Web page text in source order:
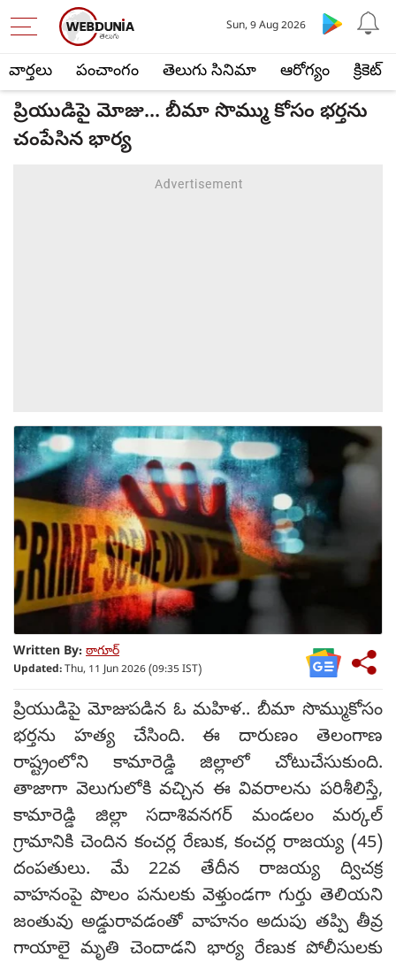
వార్తలు పంచాంగం తెలుగు సినిమా ఆరోగ్యం క్రికెట్
Sun, 9 Aug 2026
ప్రియుడిపై మోజు... బీమా సొమ్ము కోసం భర్తను
చంపేసిన భార్య
Written By: ఠాగూర్
Updated:Thu, 11 Jun 2026 (09:35 IST)
ప్రియుడిపై మోజుపడిన ఓ మహిళ.. బీమా సొమ్ముకోసం
భర్తను హత్య చేసింది. ఈ దారుణం తెలంగాణ
రాష్ట్రంలోని కామారెడ్డి జిల్లాలో చోటుచేసుకుంది.
తాజాగా వెలుగులోకి వచ్చిన ఈ వివరాలను పరిశీలిస్తే,
కామారెడ్డి జిల్లా సదాశివనగర్‌ మండలం మర్కల్‌
గ్రామానికి చెందిన కంచర్ల రేణుక, కంచర్ల రాజయ్య (45)
దంపతులు. మే 22వ తేదీన రాజయ్య ద్విచక్ర
వాహనంపై పొలం పనులకు వెళ్తుండగా గుర్తు తెలియని
జంతువు అడ్డురావడంతో వాహనం అదుపు తప్పి తీవ్ర
గాయాలై మృతి చెందాడని భార్య రేణుక పోలీసులకు